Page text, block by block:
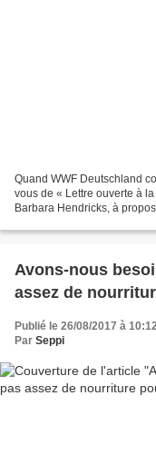
Quand WWF Deutschland
vous de « Lettre ouverte à
Barbara Hendricks, à
Avons-nous
assez de
Publié le 26/08/2017 à
Par Seppi